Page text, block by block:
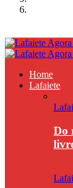
Home
Lafaiete
Do